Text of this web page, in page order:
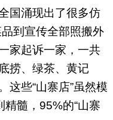
国涌现出了很多仿
到宣传全部照搬外
家起诉一家，一共
捞、绿茶、黄记
这些“山寨店”虽然模
精髓，95%的“山寨